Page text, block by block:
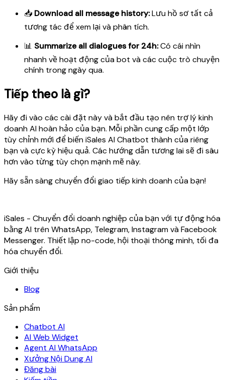
📥 Download all message history:Lưu hồ sơ tất cả
tương tác để xem lại và phân tích.
📊 Summarize all dialogues for 24h:Có cái nhìn
nhanh về hoạt động của bot và các cuộc trò chuyện
chính trong ngày qua.
Tiếp theo là gì?
Hãy đi vào các cài đặt này và bắt đầu tạo nên trợ lý kinh
doanh AI hoàn hảo của bạn. Mỗi phần cung cấp một lớp
tùy chỉnh mới để biến iSales AI Chatbot thành của riêng
bạn và cực kỳ hiệu quả. Các hướng dẫn tương lai sẽ đi sâu
hơn vào từng tùy chọn mạnh mẽ này.
Hãy sẵn sàng chuyển đổi giao tiếp kinh doanh của bạn!
iSales - Chuyển đổi doanh nghiệp của bạn với tự động hóa
bằng AI trên WhatsApp, Telegram, Instagram và Facebook
Messenger. Thiết lập no-code, hội thoại thông minh, tối đa
hóa chuyển đổi.
Giới thiệu
Blog
Sản phẩm
Chatbot AI
AI Web Widget
Agent AI WhatsApp
Xưởng Nội Dung AI
Đăng bài